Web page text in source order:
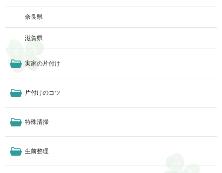
奈良県
滋賀県
実家の片付け
片付けのコツ
特殊清掃
生前整理